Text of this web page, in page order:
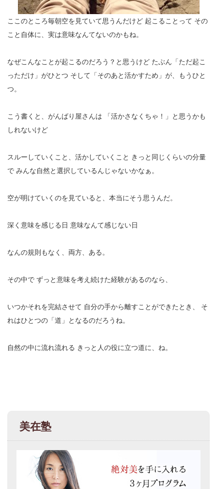
ここのところ毎朝空を見ていて思うんだけど 起こることって その
こと自体に、実は意味なんてないのかもね。
なぜこんなことが起こるのだろう？と思うけど たぶん「ただ起こ
っただけ」がひとつ そして「そのあと活かすため」が、もうひと
つ。
こう書くと、がんばり屋さんは 「活かさなくちゃ！」と思うかも
しれないけど
スルーしていくこと、活かしていくこと きっと同じくらいの分量
で みんな自然と選択しているんじゃないかなぁ。
空が明けていくのを見ていると、本当にそう思うんだ。
深く意味を感じる日 意味なんて感じない日
なんの規則もなく、両方、ある。
その中で ずっと意味を考え続けた経験があるのなら、
いつかそれを完結させて 自分の手から離すことができたとき、
そ
れはひとつの「道」となるのだろうね。
自然の中に流れ流れる きっと人の役に立つ道に、ね。
美在塾